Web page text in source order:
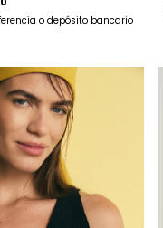
o depósito bancario